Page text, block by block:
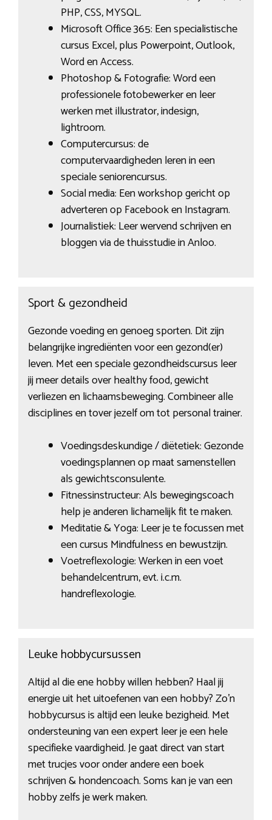
PHP, CSS, MYSQL.
Microsoft Office 365: Een specialistische
cursus Excel, plus Powerpoint, Outlook,
Word en Access.
Photoshop & Fotografie: Word een
professionele fotobewerker en leer
werken met illustrator, indesign,
lightroom.
Computercursus: de
computervaardigheden leren in een
speciale seniorencursus.
Social media: Een workshop gericht op
adverteren op Facebook en Instagram.
Journalistiek: Leer wervend schrijven en
bloggen via de thuisstudie in Anloo.
Sport & gezondheid
Gezonde voeding en genoeg sporten. Dit zijn
belangrijke ingrediënten voor een gezond(er)
leven. Met een speciale gezondheidscursus leer
jij meer details over healthy food, gewicht
verliezen en lichaamsbeweging. Combineer alle
disciplines en tover jezelf om tot personal trainer.
Voedingsdeskundige / diëtetiek: Gezonde
voedingsplannen op maat samenstellen
als gewichtsconsulente.
Fitnessinstructeur: Als bewegingscoach
help je anderen lichamelijk fit te maken.
Meditatie & Yoga: Leer je te focussen met
een cursus Mindfulness en bewustzijn.
Voetreflexologie: Werken in een voet
behandelcentrum, evt. i.c.m.
handreflexologie.
Leuke hobbycursussen
Altijd al die ene hobby willen hebben? Haal jij
energie uit het uitoefenen van een hobby? Zo’n
hobbycursus is altijd een leuke bezigheid. Met
ondersteuning van een expert leer je een hele
specifieke vaardigheid. Je gaat direct van start
met trucjes voor onder andere een boek
schrijven & hondencoach. Soms kan je van een
hobby zelfs je werk maken.